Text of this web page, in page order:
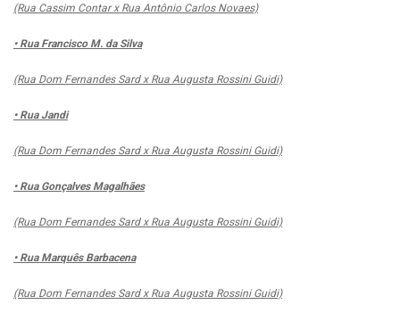
(Rua Cassim Contar x Rua Antônio Carlos Novaes)
• Rua Francisco M. da Silva
(Rua Dom Fernandes Sard x Rua Augusta Rossini Guidi)
• Rua Jandi
(Rua Dom Fernandes Sard x Rua Augusta Rossini Guidi)
• Rua Gonçalves Magalhães
(Rua Dom Fernandes Sard x Rua Augusta Rossini Guidi)
• Rua Marquês Barbacena
(Rua Dom Fernandes Sard x Rua Augusta Rossini Guidi)